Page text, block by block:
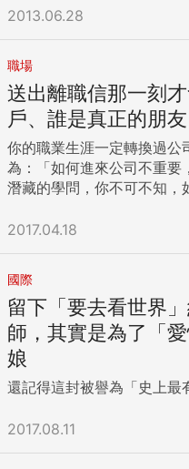
2013.06.28
職場
送出離職信那一刻
戶、誰是真正的朋友
你的職業生涯一定轉換過公
為：「如何進來公司不重要
潛藏的學問，你不可不知，
離職信寫不好，反而讓大家
working day以及接任人外
的msn聯繫人刪除，如果大
我，我也會按下同意」，
義為朋友，非僅同事關係
在離職信寄出那一刻，才會發生。 對外的那封離職
許多人跟我聯繫，由於我沒
廣播、書籍、專欄、課程的
2017.04.18
國際
留下「要去看世界
師，其實是為了「
娘
還記得這封被譽為「史上最
2017.08.11